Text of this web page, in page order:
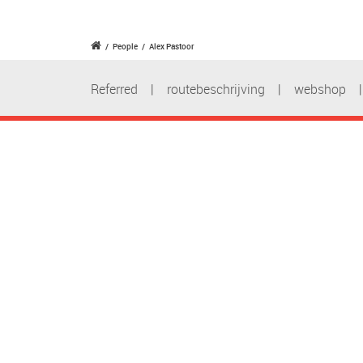
/ People / Alex Pastoor
Referred | routebeschrijving | webshop